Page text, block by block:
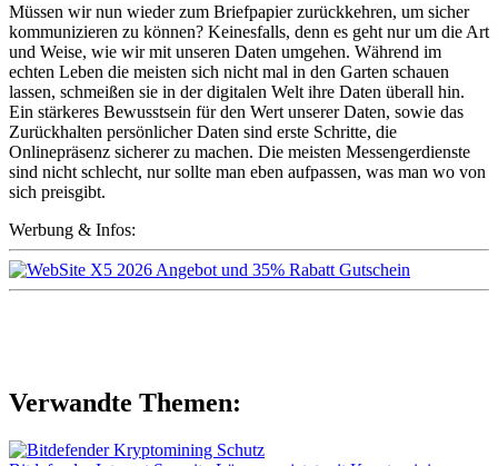
Müssen wir nun wieder zum Briefpapier zurückkehren, um sicher
kommunizieren zu können? Keinesfalls, denn es geht nur um die Art
und Weise, wie wir mit unseren Daten umgehen. Während im
echten Leben die meisten sich nicht mal in den Garten schauen
lassen, schmeißen sie in der digitalen Welt ihre Daten überall hin.
Ein stärkeres Bewusstsein für den Wert unserer Daten, sowie das
Zurückhalten persönlicher Daten sind erste Schritte, die
Onlinepräsenz sicherer zu machen. Die meisten Messengerdienste
sind nicht schlecht, nur sollte man eben aufpassen, was man wo von
sich preisgibt.
Werbung & Infos:
Verwandte Themen: